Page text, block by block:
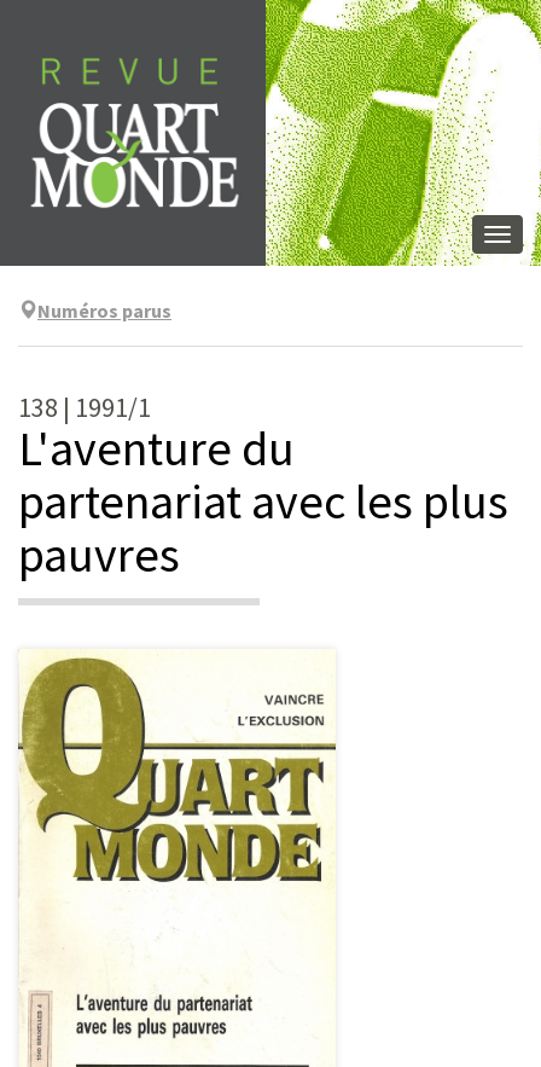
content
Numéros parus
138 | 1991/1
L'aventure du
partenariat avec les plus
pauvres